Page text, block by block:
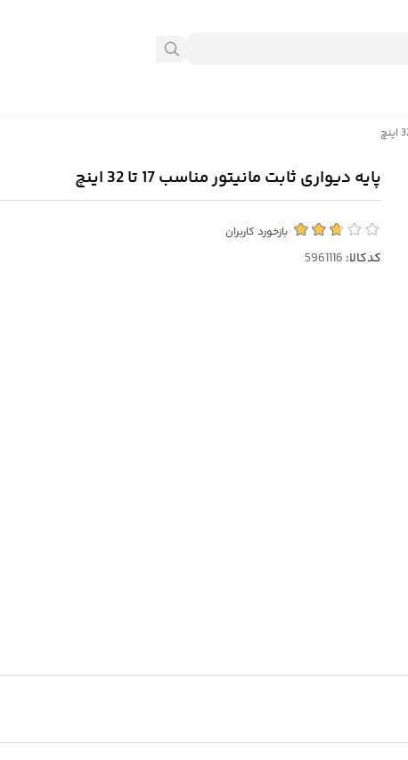
پایه دیواری ثابت مانیتور مناسب 17 تا 32 اینچ
بازخورد کاربران
کدکالا: